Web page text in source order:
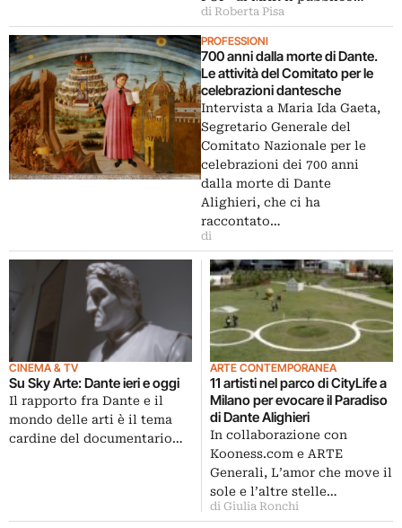
di Roberta Pisa
PROFESSIONI
700 anni dalla morte di Dante.
Le attività del Comitato per le
celebrazioni dantesche
Intervista a Maria Ida Gaeta,
Segretario Generale del
Comitato Nazionale per le
celebrazioni dei 700 anni
dalla morte di Dante
Alighieri, che ci ha
raccontato…
di
CINEMA & TV
Su Sky Arte: Dante ieri e oggi
Il rapporto fra Dante e il
mondo delle arti è il tema
cardine del documentario…
ARTE CONTEMPORANEA
11 artisti nel parco di CityLife a
Milano per evocare il Paradiso
di Dante Alighieri
In collaborazione con
Kooness.com e ARTE
Generali, L’amor che move il
sole e l’altre stelle…
di Giulia Ronchi